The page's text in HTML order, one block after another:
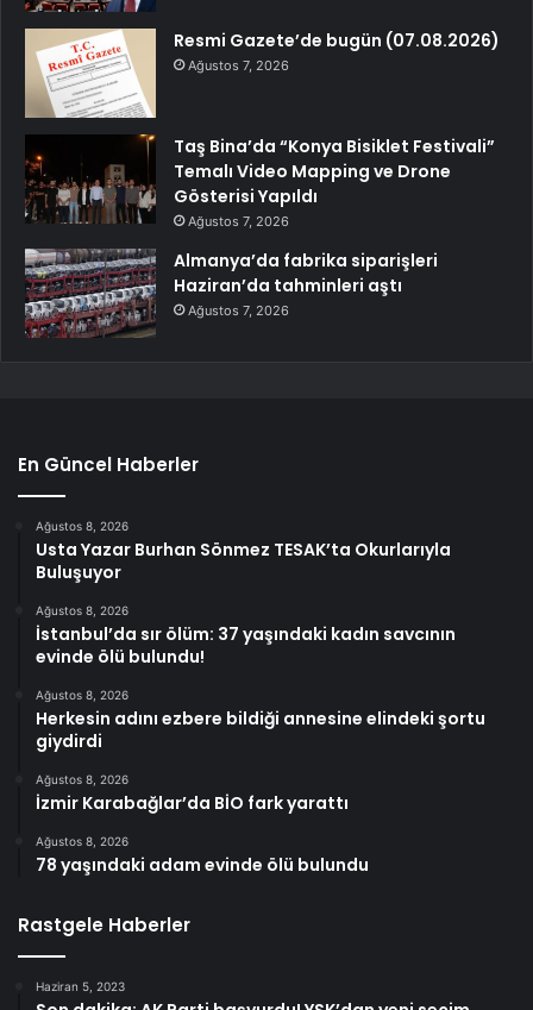
Resmi Gazete’de bugün (07.08.2026)
Ağustos 7, 2026
Taş Bina’da “Konya Bisiklet Festivali”
Temalı Video Mapping ve Drone
Gösterisi Yapıldı
Ağustos 7, 2026
Almanya’da fabrika siparişleri
Haziran’da tahminleri aştı
Ağustos 7, 2026
En Güncel Haberler
Ağustos 8, 2026
Usta Yazar Burhan Sönmez TESAK’ta Okurlarıyla
Buluşuyor
Ağustos 8, 2026
İstanbul’da sır ölüm: 37 yaşındaki kadın savcının
evinde ölü bulundu!
Ağustos 8, 2026
Herkesin adını ezbere bildiği annesine elindeki şortu
giydirdi
Ağustos 8, 2026
İzmir Karabağlar’da BİO fark yarattı
Ağustos 8, 2026
78 yaşındaki adam evinde ölü bulundu
Rastgele Haberler
Haziran 5, 2023